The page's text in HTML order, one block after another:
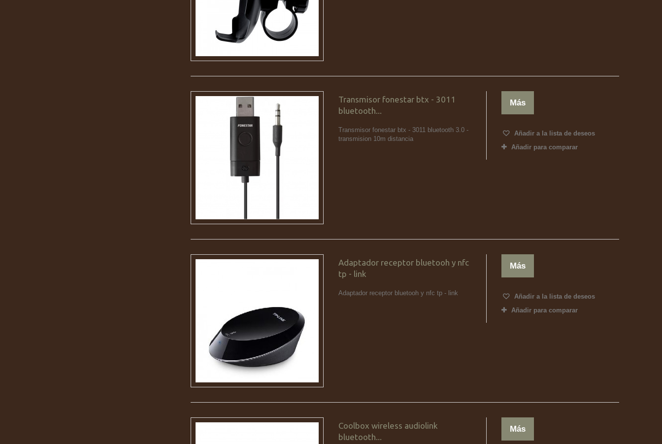
Transmisor fonestar btx - 3011
bluetooth...
Transmisor fonestar btx - 3011 bluetooth 3.0 -
transmision 10m distancia
Más
Añadir a la lista de deseos
Añadir para comparar
Adaptador receptor bluetooh y nfc
tp - link
Adaptador receptor bluetooh y nfc tp - link
Más
Añadir a la lista de deseos
Añadir para comparar
Coolbox wireless audiolink
bluetooth...
Más